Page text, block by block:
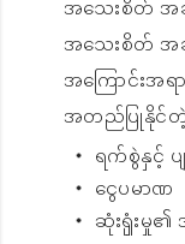
အသေးစိတ် အ
အသေးစိတ် အ
အကြောင်းအ
အတည်ပြုနိုင်တဲ့
・ ရက်စွဲနှင့် ပ
・ ငွေပမာဏ
・ ဆုံးၡုံးမှု၏